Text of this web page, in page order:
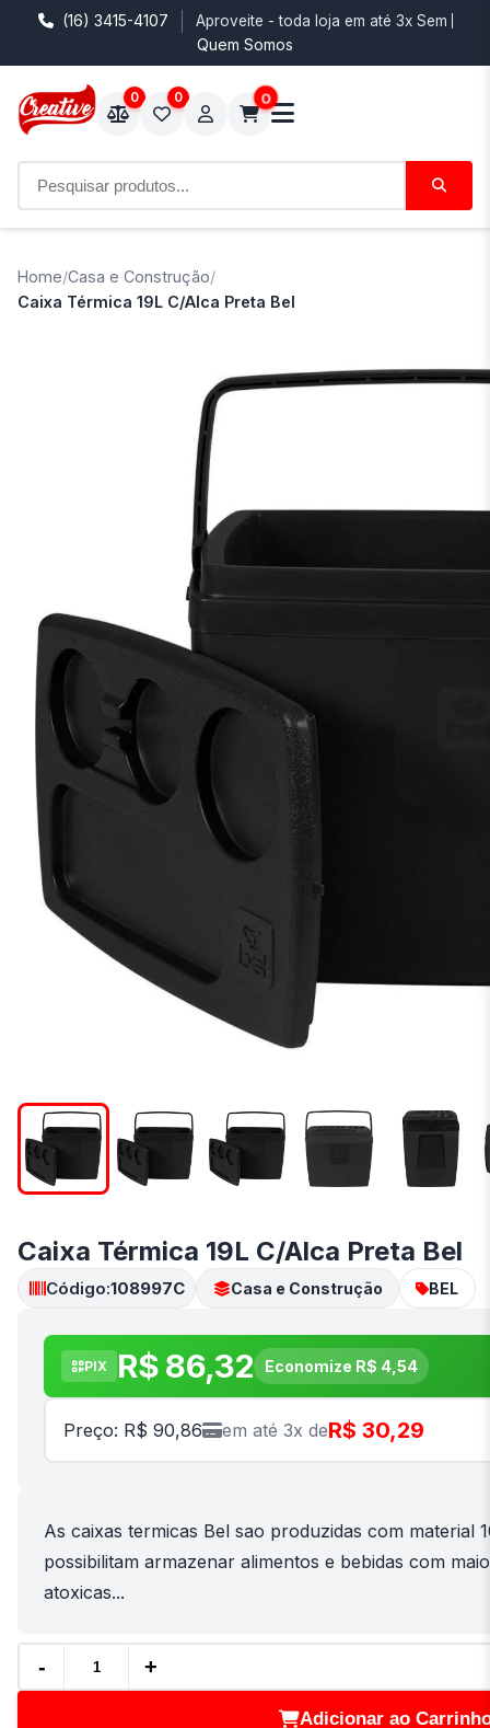
(16) 3415-4107 Aproveite - toda loja em até 3x Sem
Quem Somos
0 0 0
Home/Casa e Construção/
Caixa Térmica 19L C/Alca Preta Bel
Caixa Térmica 19L C/Alca Preta Bel
Código:108997C Casa e Construção BEL
PIX R$ 86,32 Economize R$ 4,54
Preço: R$ 90,86 em até 3x deR$ 30,29
As caixas termicas Bel sao produzidas com material
possibilitam armazenar alimentos e bebidas com
atoxicas...
- +
Adicionar ao